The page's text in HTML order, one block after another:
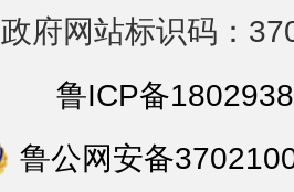
政府网站标识码：
鲁ICP备
鲁公网安备